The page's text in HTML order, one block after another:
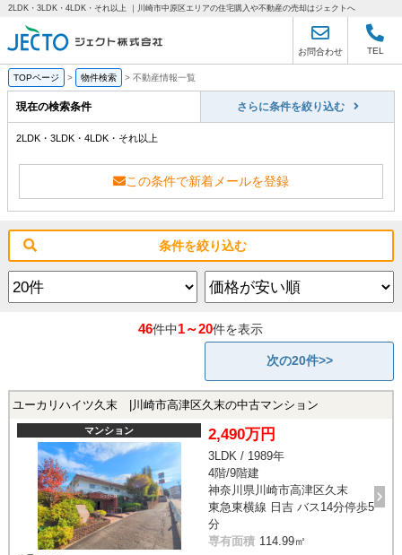
2LDK・3LDK・4LDK・それ以上 ｜川崎市中原区エリアの住宅購入や不動産の売却はジェクトへ
お問合わせ TEL
TOPページ > 物件検索 > 不動産情報一覧
現在の検索条件 さらに条件を絞り込む
2LDK・3LDK・4LDK・それ以上
この条件で新着メールを登録
条件を絞り込む
46件中1～20件を表示
次の20件>>
ユーカリハイツ久末 |川崎市高津区久末の中古マンション
マンション 2,490万円
3LDK / 1989年
4階/9階建
神奈川県川崎市高津区久末
東急東横線 日吉 バス14分停歩5
分
専有面積 114.99㎡